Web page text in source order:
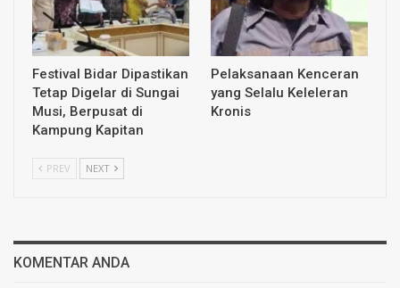
Festival Bidar Dipastikan
Tetap Digelar di Sungai
Musi, Berpusat di
Kampung Kapitan
Pelaksanaan Kenceran
yang Selalu Keleleran
Kronis
PREV NEXT
KOMENTAR ANDA